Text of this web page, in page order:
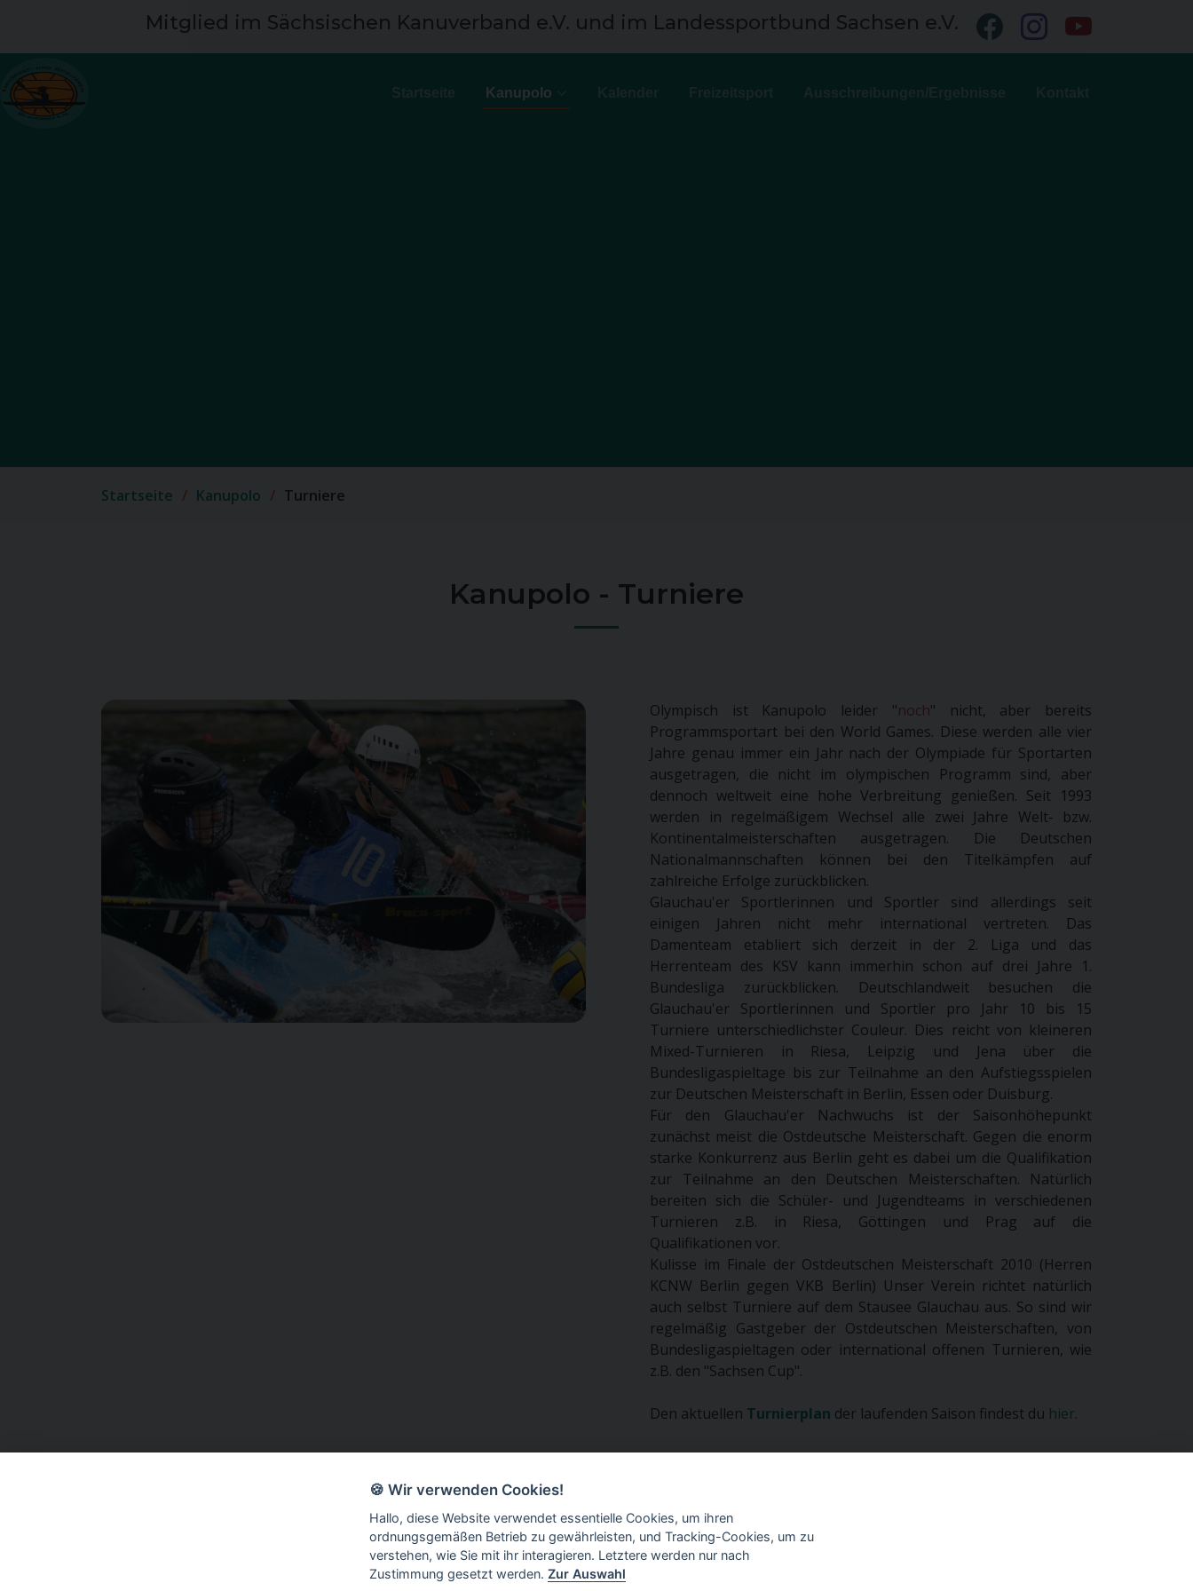
Mitglied im Sächsischen Kanuverband e.V. und im Landessportbund Sachsen e.V.
Kanupolo
Startseite Kanupolo Turniere
Kanupolo - Turniere
Olympisch ist Kanupolo leider "noch" nicht, aber bereits
Programmsportart bei den World Games. Diese werden alle vier
Jahre genau immer ein Jahr nach der Olympiade für Sportarten
ausgetragen, die nicht im olympischen Programm sind, aber
dennoch weltweit eine hohe Verbreitung genießen. Seit 1993
werden in regelmäßigem Wechsel alle zwei Jahre Welt- bzw.
Kontinentalmeisterschaften ausgetragen. Die Deutschen
Nationalmannschaften können bei den Titelkämpfen auf
zahlreiche Erfolge zurückblicken.
Glauchau'er Sportlerinnen und Sportler sind allerdings seit
einigen Jahren nicht mehr international vertreten. Das
Damenteam etabliert sich derzeit in der 2. Liga und das
Herrenteam des KSV kann immerhin schon auf drei Jahre 1.
Bundesliga zurückblicken. Deutschlandweit besuchen die
Glauchau'er Sportlerinnen und Sportler pro Jahr 10 bis 15
Turniere unterschiedlichster Couleur. Dies reicht von kleineren
Mixed-Turnieren in Riesa, Leipzig und Jena über die
Bundesligaspieltage bis zur Teilnahme an den Aufstiegsspielen
zur Deutschen Meisterschaft in Berlin, Essen oder Duisburg.
Für den Glauchau'er Nachwuchs ist der Saisonhöhepunkt
zunächst meist die Ostdeutsche Meisterschaft. Gegen die enorm
starke Konkurrenz aus Berlin geht es dabei um die Qualifikation
zur Teilnahme an den Deutschen Meisterschaften. Natürlich
bereiten sich die Schüler- und Jugendteams in verschiedenen
Turnieren z.B. in Riesa, Göttingen und Prag auf die
Qualifikationen vor.
Kulisse im Finale der Ostdeutschen Meisterschaft 2010 (Herren
KCNW Berlin gegen VKB Berlin) Unser Verein richtet natürlich
auch selbst Turniere auf dem Stausee Glauchau aus. So sind wir
regelmäßig Gastgeber der Ostdeutschen Meisterschaften, von
Bundesligaspieltagen oder international offenen Turnieren, wie
z.B. den "Sachsen Cup".
Den aktuellen Turnierplan der laufenden Saison findest du hier.
Intern
Administration
Service
Vermietung
🍪 Wir verwenden Cookies!
Hallo, diese Website verwendet essentielle Cookies, um ihren
ordnungsgemäßen Betrieb zu gewährleisten, und Tracking-Cookies, um zu
verstehen, wie Sie mit ihr interagieren. Letztere werden nur nach
Zustimmung gesetzt werden. Zur Auswahl